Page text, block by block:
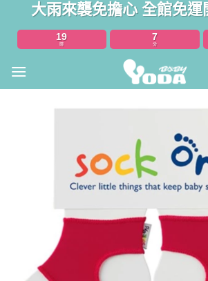
大雨來襲免擔心 全館免運
19
時
7
分